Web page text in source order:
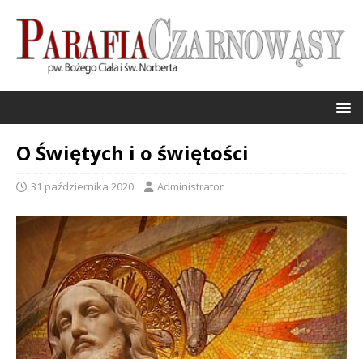
O Świętych i o świętości
31 października 2020 Administrator